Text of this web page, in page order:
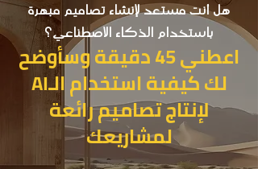
هل أنت مستعد لإنشاء تصاميم مبهرة
باستخدام الذكاء الاصطناعي؟
اعطني 45 دقيقة وسأوضح
لك كيفية استخدام الـAI
لإنتاج تصاميم رائعة
لمشاريعك